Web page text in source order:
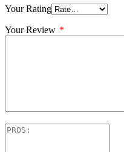
Your Rating
Your Review *